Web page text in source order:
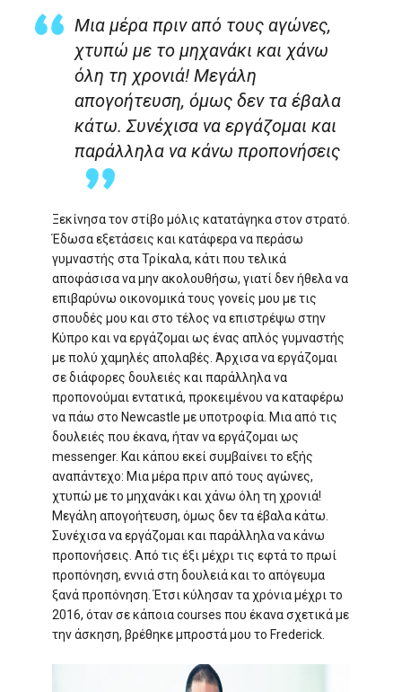
Μια μέρα πριν από τους αγώνες,
χτυπώ με το μηχανάκι και χάνω
όλη τη χρονιά! Μεγάλη
απογοήτευση, όμως δεν τα έβαλα
κάτω. Συνέχισα να εργάζομαι και
παράλληλα να κάνω προπονήσεις
Ξεκίνησα τον στίβο μόλις κατατάγηκα στον στρατό.
Έδωσα εξετάσεις και κατάφερα να περάσω
γυμναστής στα Τρίκαλα, κάτι που τελικά
αποφάσισα να μην ακολουθήσω, γιατί δεν ήθελα να
επιβαρύνω οικονομικά τους γονείς μου με τις
σπουδές μου και στο τέλος να επιστρέψω στην
Κύπρο και να εργάζομαι ως ένας απλός γυμναστής
με πολύ χαμηλές απολαβές. Άρχισα να εργάζομαι
σε διάφορες δουλειές και παράλληλα να
προπονούμαι εντατικά, προκειμένου να καταφέρω
να πάω στο Newcastle με υποτροφία. Μια από τις
δουλειές που έκανα, ήταν να εργάζομαι ως
messenger. Και κάπου εκεί συμβαίνει το εξής
αναπάντεχο: Μια μέρα πριν από τους αγώνες,
χτυπώ με το μηχανάκι και χάνω όλη τη χρονιά!
Μεγάλη απογοήτευση, όμως δεν τα έβαλα κάτω.
Συνέχισα να εργάζομαι και παράλληλα να κάνω
προπονήσεις. Από τις έξι μέχρι τις εφτά το πρωί
προπόνηση, εννιά στη δουλειά και το απόγευμα
ξανά προπόνηση. Έτσι κύλησαν τα χρόνια μέχρι το
2016, όταν σε κάποια courses που έκανα σχετικά με
την άσκηση, βρέθηκε μπροστά μου το Frederick.